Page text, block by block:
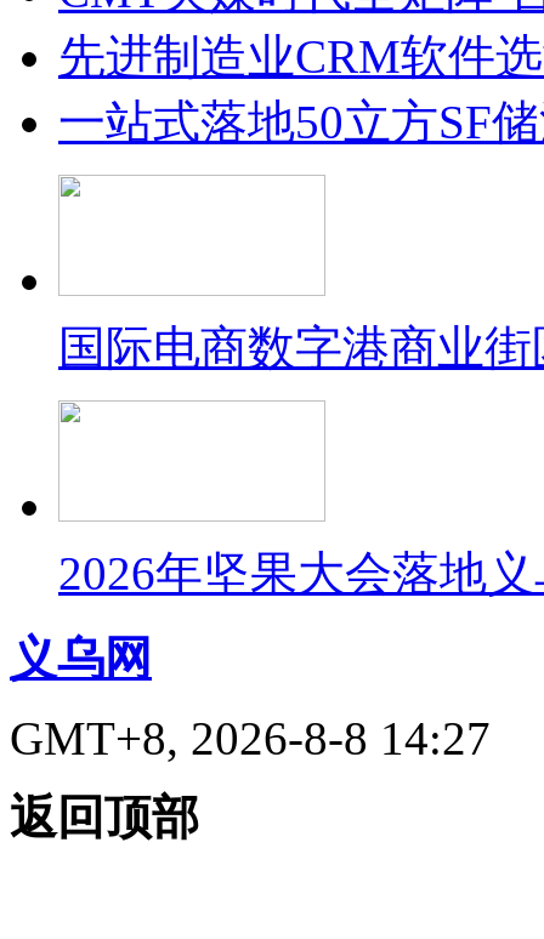
先进制造业CRM软件
一站式落地50立方SF
国际电商数字港商业
2026年坚果大会落地
义乌网
GMT+8, 2026-8-8 14:27
返回顶部